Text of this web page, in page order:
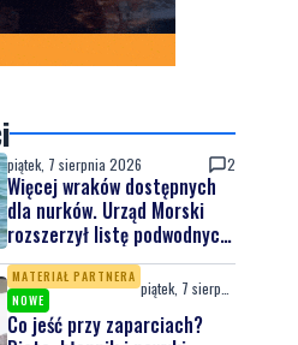
piątek, 7 sierpnia 2026 2
Więcej wraków dostępnych
dla nurków. Urząd Morski
rozszerzył listę podwodnych
atrakcji
MATERIAŁ PARTNERA
NOWE
Co jeść przy zaparciach?